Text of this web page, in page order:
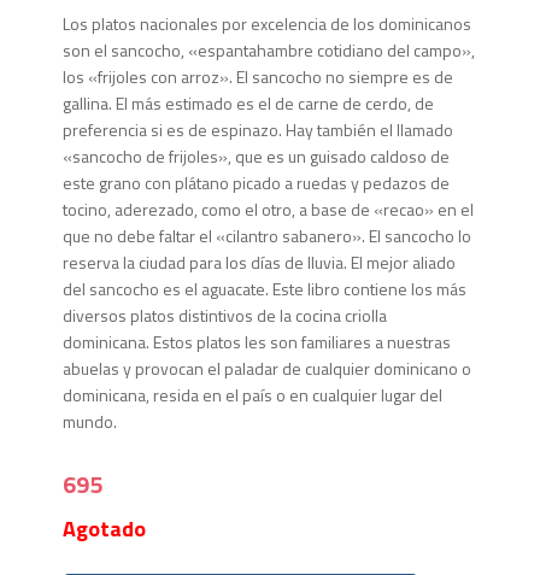
Los platos nacionales por excelencia de los dominicanos
son el sancocho, «espantahambre cotidiano del campo»,
los «frijoles con arroz». El sancocho no siempre es de
gallina. El más estimado es el de carne de cerdo, de
preferencia si es de espinazo. Hay también el llamado
«sancocho de frijoles», que es un guisado caldoso de
este grano con plátano picado a ruedas y pedazos de
tocino, aderezado, como el otro, a base de «recao» en el
que no debe faltar el «cilantro sabanero». El sancocho lo
reserva la ciudad para los días de lluvia. El mejor aliado
del sancocho es el aguacate. Este libro contiene los más
diversos platos distintivos de la cocina criolla
dominicana. Estos platos les son familiares a nuestras
abuelas y provocan el paladar de cualquier dominicano o
dominicana, resida en el país o en cualquier lugar del
mundo.
695
Agotado